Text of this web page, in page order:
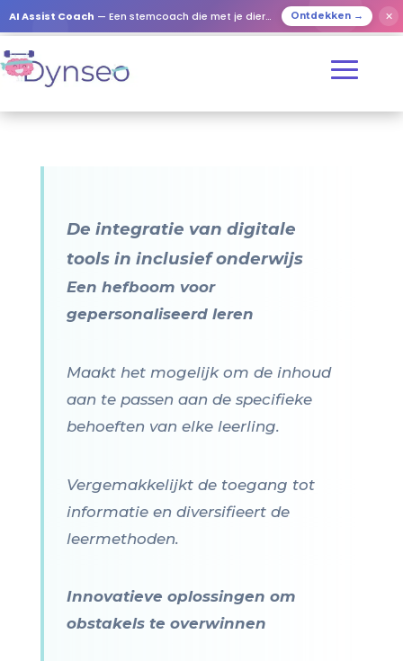
AI Assist Coach — Een stemcoach die met je dierbaren speelt Ontdekken → ✕
De integratie van digitale
tools in inclusief onderwijs
Een hefboom voor
gepersonaliseerd leren
Maakt het mogelijk om de inhoud
aan te passen aan de specifieke
behoeften van elke leerling.
Vergemakkelijkt de toegang tot
informatie en diversifieert de
leermethoden.
Innovatieve oplossingen om
obstakels te overwinnen